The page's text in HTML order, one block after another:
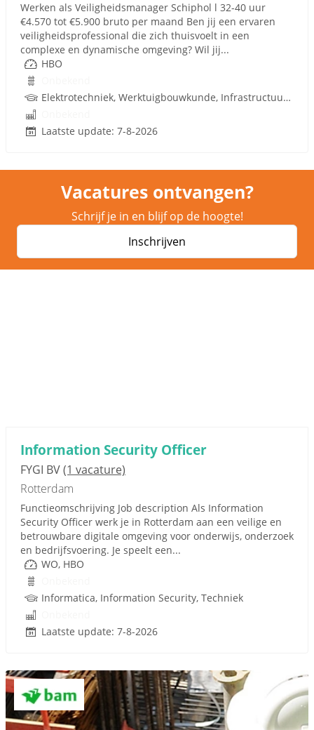
Werken als Veiligheidsmanager Schiphol l 32-40 uur
€4.570 tot €5.900 bruto per maand Ben jij een ervaren
veiligheidsprofessional die zich thuisvoelt in een
complexe en dynamische omgeving? Wil jij...
HBO
Elektrotechniek, Werktuigbouwkunde, Infrastructuur, Infra
Laatste update: 7-8-2026
Vacatures ontvangen?
Schrijf je in en blijf op de hoogte!
Inschrijven
Information Security Officer
FYGI BV(1 vacature)
Rotterdam
Functieomschrijving Job description Als Information
Security Officer werk je in Rotterdam aan een veilige en
betrouwbare digitale omgeving voor onderwijs, onderzoek
en bedrijfsvoering. Je speelt een...
WO, HBO
Informatica, Information Security, Techniek
Laatste update: 7-8-2026